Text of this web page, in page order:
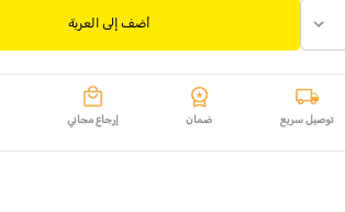
أضف إلى العربة
توصيل سريع ضمان إرجاع مجاني